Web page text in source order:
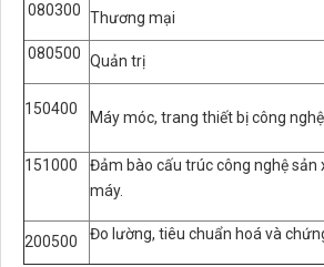
080300 Thương mại
080500 Quản trị
150400 Máy móc, trang thiết bị công nghệ
151000
Đảm bào cấu trúc công nghệ sản
máy.
200500 Đo lường, tiêu chuẩn hoá và